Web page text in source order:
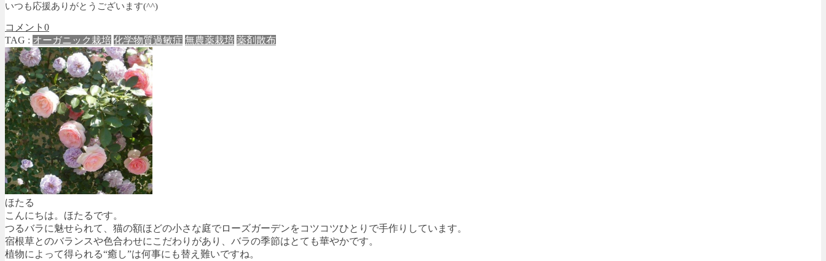
いつも応援ありがとうございます(^^)
コメント 0
TAG : オーガニック栽培 化学物質過敏症 無農薬栽培 薬剤散布
ほたる
こんにちは。ほたるです。
つるバラに魅せられて、猫の額ほどの小さな庭でローズガーデンをコツコツひとりで手作りしています。
宿根草とのバランスや色合わせにこだわりがあり、バラの季節はとても華やかです。
植物によって得られる“癒し”は何事にも替え難いですね。